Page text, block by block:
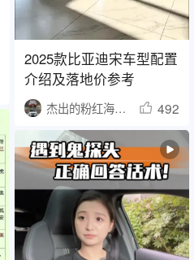
2025款比亚迪宋车型配置
介绍及落地价参考
杰出的粉红海豚1438 492